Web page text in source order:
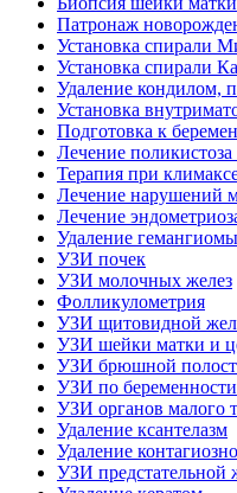
Патронаж
Установка спирали
Установка спирали
Удаление кондилом,
Установка
Подготовка к
Лечение
Терапия при
Лечение нарушений
Лечение
Удаление гемангиомы
УЗИ почек
УЗИ молочных желез
Фолликулометрия
УЗИ щитовидной
УЗИ шейки матки и
УЗИ брюшной
УЗИ по беременности
УЗИ органов малого
Удаление ксантелазм
Удаление
УЗИ предстательной